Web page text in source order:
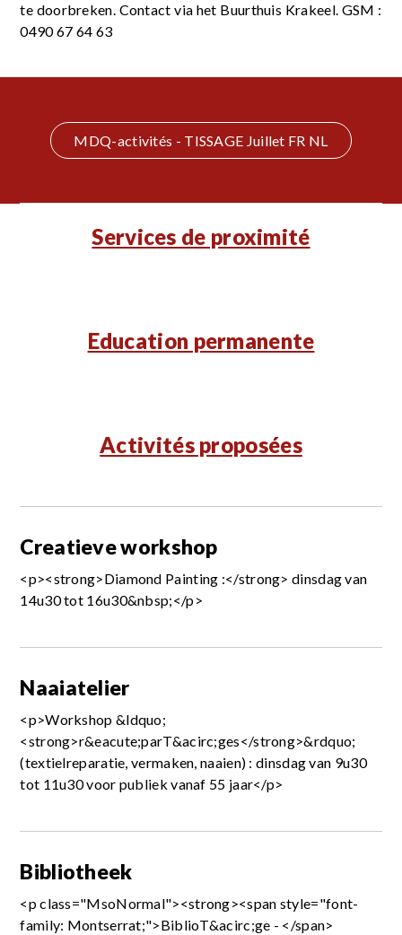
te doorbreken. Contact via het Buurthuis Krakeel. GSM :
0490 67 64 63
MDQ-activités - TISSAGE Juillet FR NL
Services de proximité
Education permanente
Activités proposées
Creatieve workshop
<p><strong>Diamond Painting :</strong> dinsdag van
14u30 tot 16u30&nbsp;</p>
Naaiatelier
<p>Workshop &ldquo;
<strong>r&eacute;parT&acirc;ges</strong>&rdquo;
(textielreparatie, vermaken, naaien) : dinsdag van 9u30
tot 11u30 voor publiek vanaf 55 jaar</p>
Bibliotheek
<p class="MsoNormal"><strong><span style="font-
family: Montserrat;">BiblioT&acirc;ge - </span>